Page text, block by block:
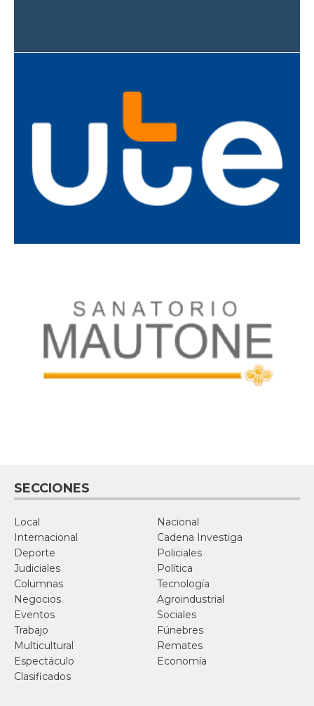
SECCIONES
Local
Nacional
Internacional
Cadena Investiga
Deporte
Policiales
Judiciales
Política
Columnas
Tecnología
Negocios
Agroindustrial
Eventos
Sociales
Trabajo
Fúnebres
Multicultural
Remates
Espectáculo
Economía
Clasificados